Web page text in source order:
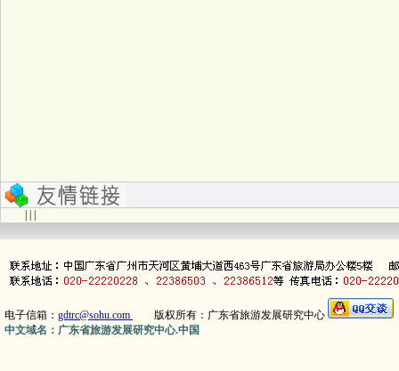
电子信箱： gdtrc@sohu.com 版权所有：广东省旅游发展研究中心
中文域名：广东省旅游发展研究中心.中国